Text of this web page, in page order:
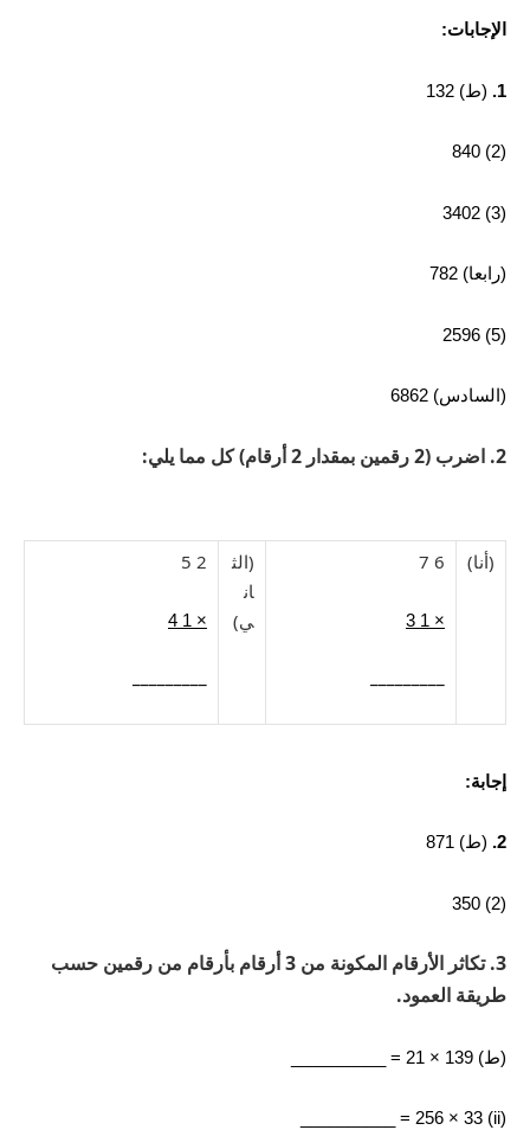
الإجابات:
1. (ط) 132
(2) 840
(3) 3402
(رابعا) 782
(5) 2596
(السادس) 6862
2. اضرب (2 رقمين بمقدار 2 أرقام) كل مما يلي:
(أنا) 6 7
× 1 3
(الث
ان
ي)
2 5
× 1 4
إجابة:
2. (ط) 871
(2) 350
3. تكاثر الأرقام المكونة من 3 أرقام بأرقام من رقمين حسب
طريقة العمود.
(ط) 139 × 21 = __________
(ii) 256 × 33 = __________